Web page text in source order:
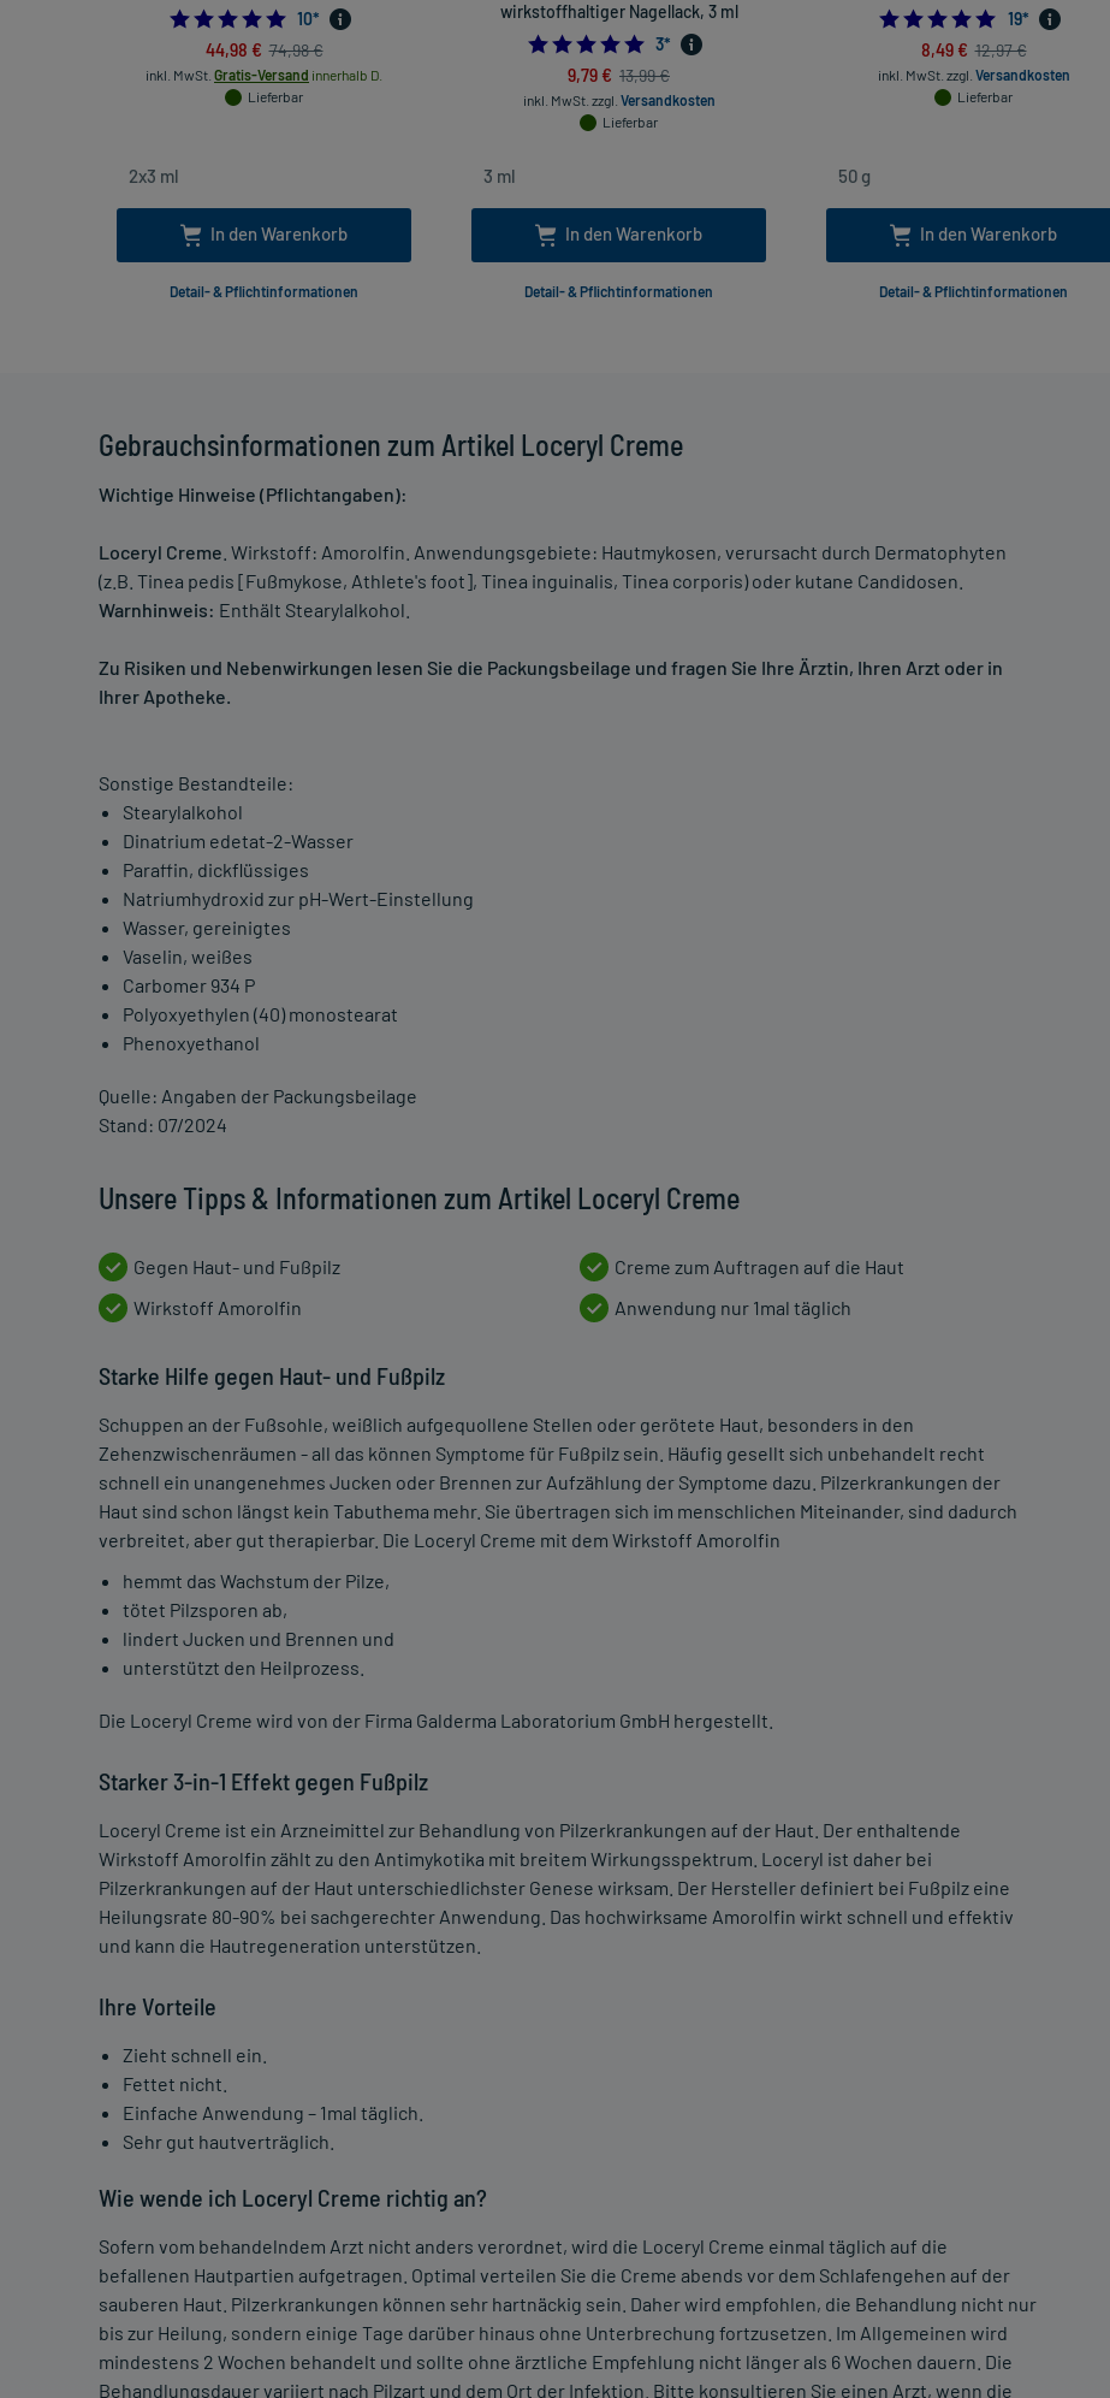
Gebrauchsinformationen zum Artikel Loceryl Creme
Wichtige Hinweise (Pflichtangaben):
Loceryl Creme . Wirkstoff: Amorolfin. Anwendungsgebiete: Hautmykosen, verursacht durch Dermatophyten
(z.B. Tinea pedis [Fußmykose, Athlete's foot], Tinea inguinalis, Tinea corporis) oder kutane Candidosen.
Warnhinweis: Enthält Stearylalkohol.
Zu Risiken und Nebenwirkungen lesen Sie die Packungsbeilage und fragen Sie Ihre Ärztin, Ihren Arzt oder in
Ihrer Apotheke.
Sonstige Bestandteile:
Stearylalkohol
Dinatrium edetat-2-Wasser
Paraffin, dickflüssiges
Natriumhydroxid zur pH-Wert-Einstellung
Wasser, gereinigtes
Vaselin, weißes
Carbomer 934 P
Polyoxyethylen (40) monostearat
Phenoxyethanol
Quelle: Angaben der Packungsbeilage
Stand: 07/2024
Unsere Tipps & Informationen zum Artikel Loceryl Creme
Gegen Haut- und Fußpilz
Wirkstoff Amorolfin
Creme zum Auftragen auf die Haut
Anwendung nur 1mal täglich
Starke Hilfe gegen Haut- und Fußpilz
Schuppen an der Fußsohle, weißlich aufgequollene Stellen oder gerötete Haut, besonders in den
Zehenzwischenräumen - all das können Symptome für Fußpilz sein. Häufig gesellt sich unbehandelt recht
schnell ein unangenehmes Jucken oder Brennen zur Aufzählung der Symptome dazu. Pilzerkrankungen der
Haut sind schon längst kein Tabuthema mehr. Sie übertragen sich im menschlichen Miteinander, sind dadurch
verbreitet, aber gut therapierbar. Die Loceryl Creme mit dem Wirkstoff Amorolfin
hemmt das Wachstum der Pilze,
tötet Pilzsporen ab,
lindert Jucken und Brennen und
unterstützt den Heilprozess.
Die Loceryl Creme wird von der Firma Galderma Laboratorium GmbH hergestellt.
Starker 3-in-1 Effekt gegen Fußpilz
Loceryl Creme ist ein Arzneimittel zur Behandlung von Pilzerkrankungen auf der Haut. Der enthaltende
Wirkstoff Amorolfin zählt zu den Antimykotika mit breitem Wirkungsspektrum. Loceryl ist daher bei
Pilzerkrankungen auf der Haut unterschiedlichster Genese wirksam. Der Hersteller definiert bei Fußpilz eine
Heilungsrate 80-90% bei sachgerechter Anwendung. Das hochwirksame Amorolfin wirkt schnell und effektiv
und kann die Hautregeneration unterstützen.
Ihre Vorteile
Zieht schnell ein.
Fettet nicht.
Einfache Anwendung – 1mal täglich.
Sehr gut hautverträglich.
Wie wende ich Loceryl Creme richtig an?
Sofern vom behandelndem Arzt nicht anders verordnet, wird die Loceryl Creme einmal täglich auf die
befallenen Hautpartien aufgetragen. Optimal verteilen Sie die Creme abends vor dem Schlafengehen auf der
sauberen Haut. Pilzerkrankungen können sehr hartnäckig sein. Daher wird empfohlen, die Behandlung nicht nur
bis zur Heilung, sondern einige Tage darüber hinaus ohne Unterbrechung fortzusetzen. Im Allgemeinen wird
mindestens 2 Wochen behandelt und sollte ohne ärztliche Empfehlung nicht länger als 6 Wochen dauern. Die
Behandlungsdauer variiert nach Pilzart und dem Ort der Infektion. Bitte konsultieren Sie einen Arzt, wenn die
4.8
10*
44,98 € 74,98 €
inkl. MwSt. Gratis-Versand innerhalb D.
Lieferbar
In den Warenkorb
Detail- & Pflichtinformationen
wirkstoffhaltiger Nagellack, 3 ml
5.0
3*
9,79 € 13,99 €
inkl. MwSt. zzgl. Versandkosten
Lieferbar
In den Warenkorb
Detail- & Pflichtinformationen
19*
8,49 € 12,97 €
inkl. MwSt. zzgl. Versandkosten
Lieferbar
In den Warenkorb
Detail- & Pflichtinformationen